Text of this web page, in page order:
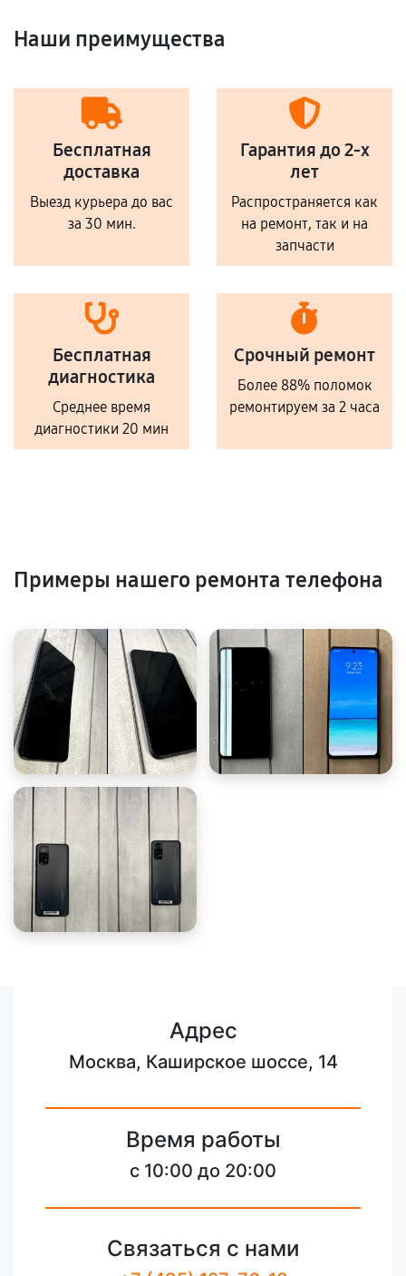
Наши преимущества
Бесплатная
доставка
Выезд курьера до вас
за 30 мин.
Гарантия до 2-х
лет
Распространяется как
на ремонт, так и на
запчасти
Бесплатная
диагностика
Среднее время
диагностики 20 мин
Срочный ремонт
Более 88% поломок
ремонтируем за 2 часа
Примеры нашего ремонта телефона
Адрес
Москва, Каширское шоссе, 14
Время работы
с 10:00 до 20:00
Связаться с нами